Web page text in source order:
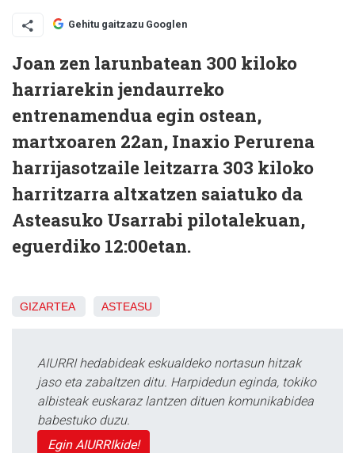
Gehitu gaitzazu Googlen
Joan zen larunbatean 300 kiloko
harriarekin jendaurreko
entrenamendua egin ostean,
martxoaren 22an, Inaxio Perurena
harrijasotzaile leitzarra 303 kiloko
harritzarra altxatzen saiatuko da
Asteasuko Usarrabi pilotalekuan,
eguerdiko 12:00etan.
GIZARTEA ASTEASU
AIURRI hedabideak eskualdeko nortasun hitzak
jaso eta zabaltzen ditu. Harpidedun eginda, tokiko
albisteak euskaraz lantzen dituen komunikabidea
babestuko duzu.
Egin AIURRIkide!